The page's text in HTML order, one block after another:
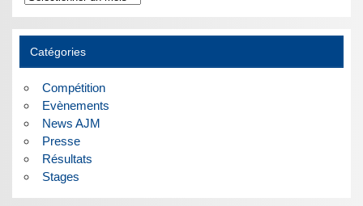
Catégories
Compétition
Evènements
News AJM
Presse
Résultats
Stages